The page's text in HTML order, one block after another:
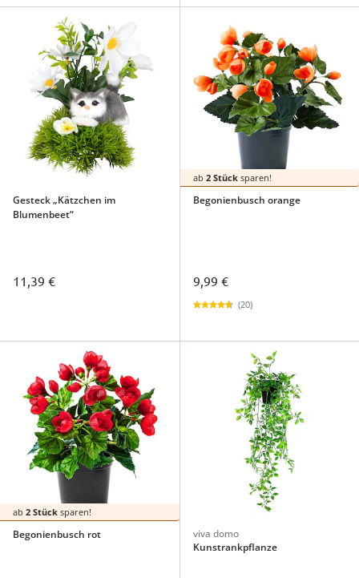
Gesteck „Kätzchen im
Blumenbeet“
11,39 €
ab 2 Stücksparen!
Begonienbusch orange
9,99 €
(20)
ab 2 Stück sparen!
Begonienbusch rot
viva domo
Kunstrankpflanze